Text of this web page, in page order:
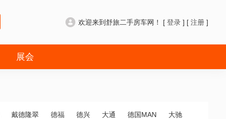
欢迎来到舒旅二手房车网！ [ 登录 ] [ 注册 ]
展会
戴德隆翠 德福 德兴 大通 德国MAN 大驰